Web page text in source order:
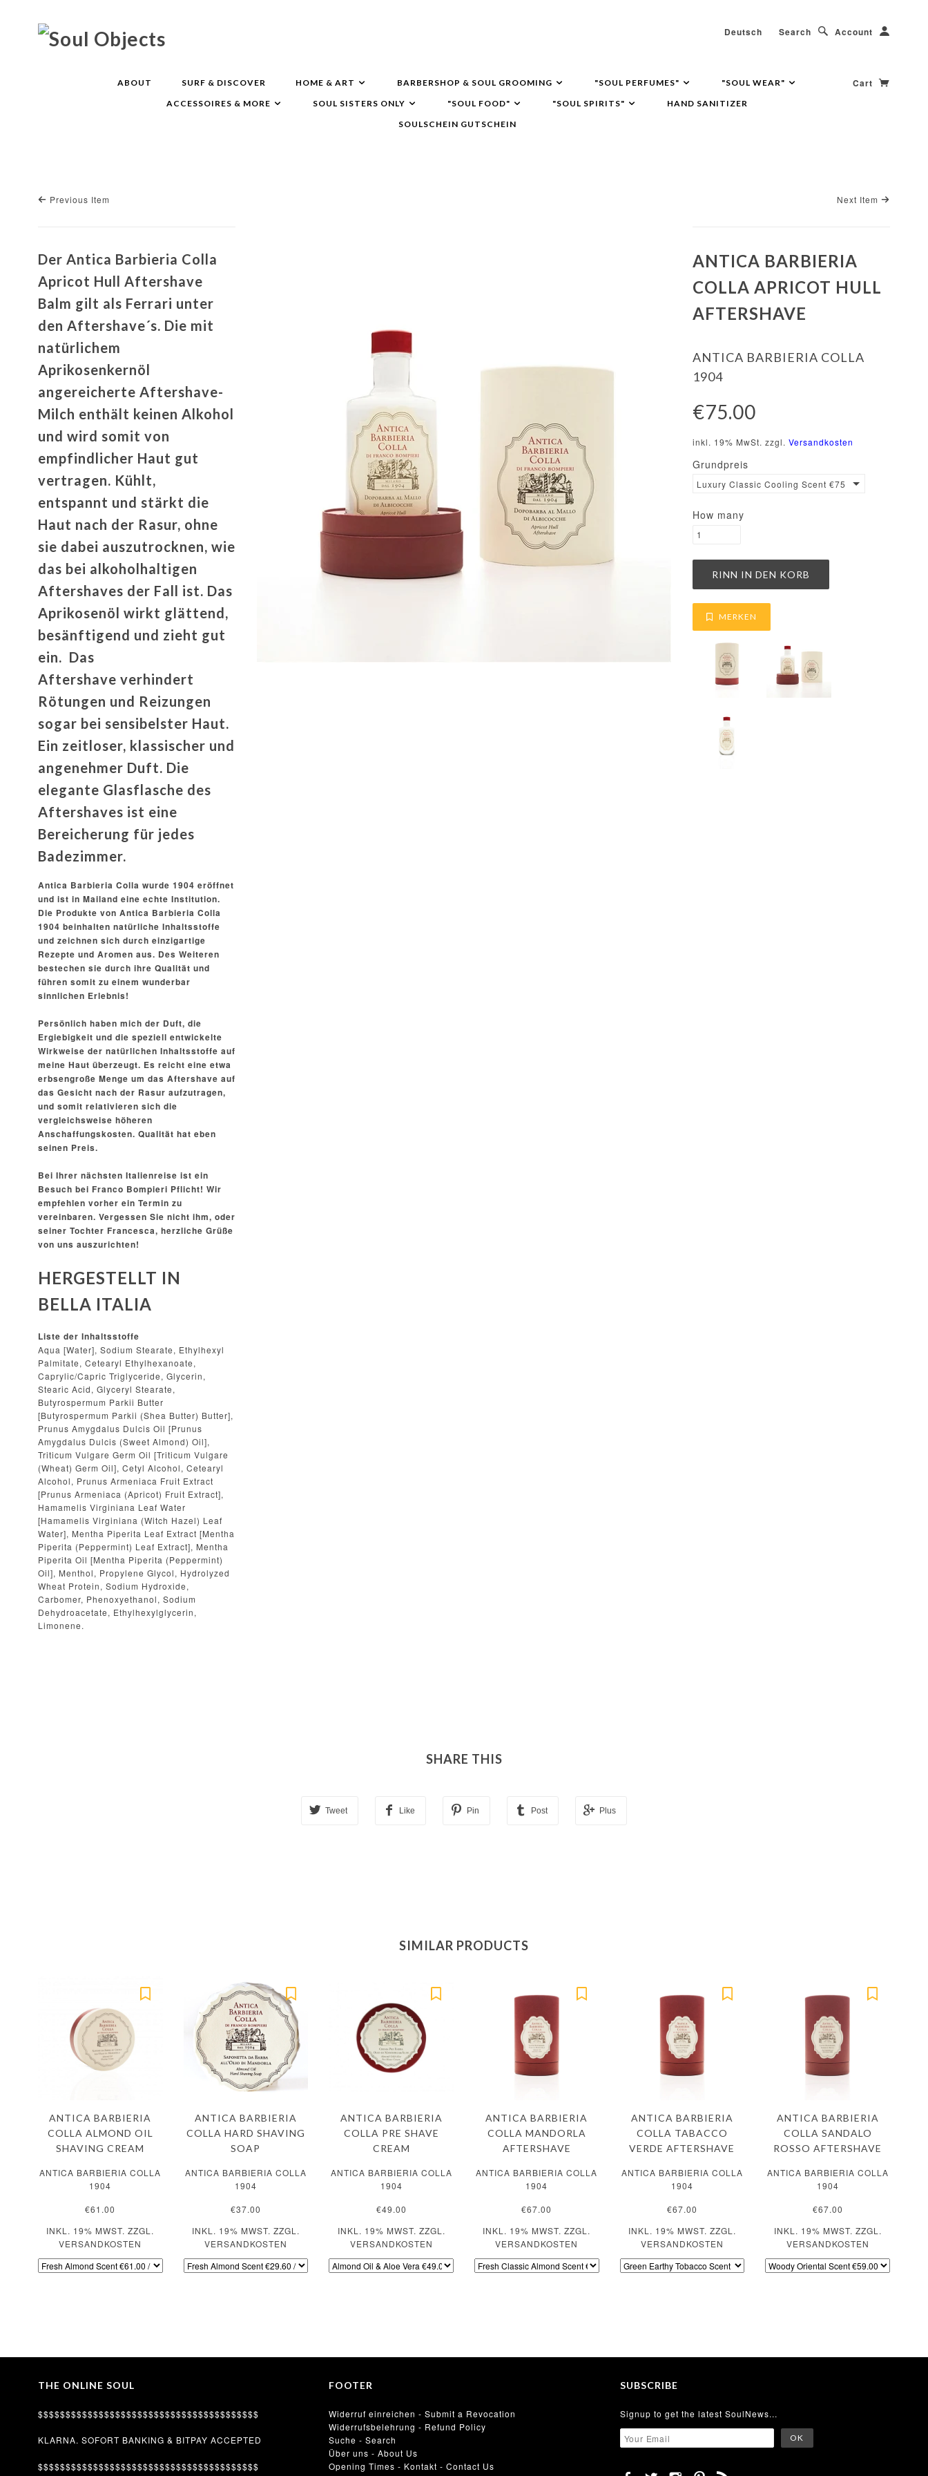
Deutsch Search Account
ABOUT SURF & DISCOVER HOME & ART BARBERSHOP & SOUL GROOMING "SOUL PERFUMES"
"SOUL WEAR"
ACCESSOIRES & MORE
SOUL SISTERS ONLY "SOUL FOOD" "SOUL SPIRITS"
HAND SANITIZER
SOULSCHEIN GUTSCHEIN
Cart
Previous Item Next Item
Der Antica Barbieria Colla
Apricot Hull Aftershave
Balm gilt als Ferrari unter
den Aftershave´s. Die mit
natürlichem
Aprikosenkernöl
angereicherte Aftershave-
Milch enthält keinen Alkohol
und wird somit von
empfindlicher Haut gut
vertragen. Kühlt,
entspannt und stärkt die
Haut nach der Rasur, ohne
sie dabei auszutrocknen, wie
das bei alkoholhaltigen
Aftershaves der Fall ist. Das
Aprikosenöl wirkt glättend,
besänftigend und zieht gut
ein. Das
Aftershave verhindert
Rötungen und Reizungen
sogar bei sensibelster Haut.
Ein zeitloser, klassischer und
angenehmer Duft. Die
elegante Glasflasche des
Aftershaves ist eine
Bereicherung für jedes
Badezimmer.
Antica Barbieria Colla wurde 1904 eröffnet
und ist in Mailand eine echte Institution.
Die Produkte von Antica Barbieria Colla
1904 beinhalten natürliche Inhaltsstoffe
und zeichnen sich durch einzigartige
Rezepte und Aromen aus. Des Weiteren
bestechen sie durch ihre Qualität und
führen somit zu einem wunderbar
sinnlichen Erlebnis!
Persönlich haben mich der Duft, die
Ergiebigkeit und die speziell entwickelte
Wirkweise der natürlichen Inhaltsstoffe auf
meine Haut überzeugt. Es reicht eine etwa
erbsengroße Menge um das Aftershave auf
das Gesicht nach der Rasur aufzutragen,
und somit relativieren sich die
vergleichsweise höheren
Anschaffungskosten. Qualität hat eben
seinen Preis.
Bei Ihrer nächsten Italienreise ist ein
Besuch bei Franco Bompieri Pflicht! Wir
empfehlen vorher ein Termin zu
vereinbaren. Vergessen Sie nicht ihm, oder
seiner Tochter Francesca, herzliche Grüße
von uns auszurichten!
HERGESTELLT IN
BELLA ITALIA
Liste der Inhaltsstoffe
Aqua [Water], Sodium Stearate, Ethylhexyl
Palmitate, Cetearyl Ethylhexanoate,
Caprylic/Capric Triglyceride, Glycerin,
Stearic Acid, Glyceryl Stearate,
Butyrospermum Parkii Butter
[Butyrospermum Parkii (Shea Butter) Butter],
Prunus Amygdalus Dulcis Oil [Prunus
Amygdalus Dulcis (Sweet Almond) Oil],
Triticum Vulgare Germ Oil [Triticum Vulgare
(Wheat) Germ Oil], Cetyl Alcohol, Cetearyl
Alcohol, Prunus Armeniaca Fruit Extract
[Prunus Armeniaca (Apricot) Fruit Extract],
Hamamelis Virginiana Leaf Water
[Hamamelis Virginiana (Witch Hazel) Leaf
Water], Mentha Piperita Leaf Extract [Mentha
Piperita (Peppermint) Leaf Extract], Mentha
Piperita Oil [Mentha Piperita (Peppermint)
Oil], Menthol, Propylene Glycol, Hydrolyzed
Wheat Protein, Sodium Hydroxide,
Carbomer, Phenoxyethanol, Sodium
Dehydroacetate, Ethylhexylglycerin,
Limonene.
ANTICA BARBIERIA
COLLA APRICOT HULL
AFTERSHAVE
ANTICA BARBIERIA COLLA
1904
€75.00
inkl. 19% MwSt. zzgl. Versandkosten
Grundpreis
Luxury Classic Cooling Scent €75.00 / 100ml
How many
MERKEN
SHARE THIS
Tweet Like Pin Post Plus
SIMILAR PRODUCTS
ANTICA BARBIERIA
COLLA ALMOND OIL
SHAVING CREAM
ANTICA BARBIERIA COLLA
1904
€61.00
INKL. 19% MWST. ZZGL.
VERSANDKOSTEN
ANTICA BARBIERIA
COLLA HARD SHAVING
SOAP
ANTICA BARBIERIA COLLA
1904
€37.00
INKL. 19% MWST. ZZGL.
VERSANDKOSTEN
ANTICA BARBIERIA
COLLA PRE SHAVE
CREAM
ANTICA BARBIERIA COLLA
1904
€49.00
INKL. 19% MWST. ZZGL.
VERSANDKOSTEN
ANTICA BARBIERIA
COLLA MANDORLA
AFTERSHAVE
ANTICA BARBIERIA COLLA
1904
€67.00
INKL. 19% MWST. ZZGL.
VERSANDKOSTEN
ANTICA BARBIERIA
COLLA TABACCO
VERDE AFTERSHAVE
ANTICA BARBIERIA COLLA
1904
€67.00
INKL. 19% MWST. ZZGL.
VERSANDKOSTEN
ANTICA BARBIERIA
COLLA SANDALO
ROSSO AFTERSHAVE
ANTICA BARBIERIA COLLA
1904
€67.00
INKL. 19% MWST. ZZGL.
VERSANDKOSTEN
THE ONLINE SOUL
$$$$$$$$$$$$$$$$$$$$$$$$$$$$$$$$$$$$$$$$
KLARNA. SOFORT BANKING & BITPAY ACCEPTED
$$$$$$$$$$$$$$$$$$$$$$$$$$$$$$$$$$$$$$$$
FOOTER
Widerruf einreichen - Submit a Revocation
Widerrufsbelehrung - Refund Policy
Suche - Search
Über uns - About Us
Opening Times - Kontakt - Contact Us
SUBSCRIBE
Signup to get the latest SoulNews...